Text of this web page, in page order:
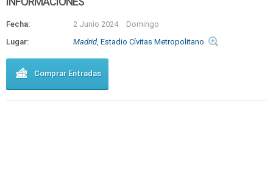
Fecha: 2 Junio 2024
Domingo
Lugar:
Madrid, Estadio Cívitas Metropolitano
Comprar Entradas